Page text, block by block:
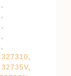
,
,
,
,
,
327310,
32735V,